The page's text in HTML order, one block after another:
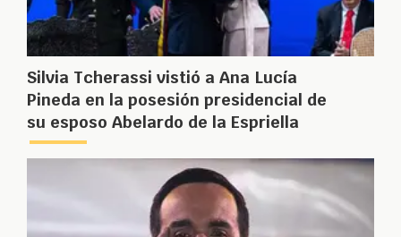
Silvia Tcherassi vistió a Ana Lucía
Pineda en la posesión presidencial de
su esposo Abelardo de la Espriella